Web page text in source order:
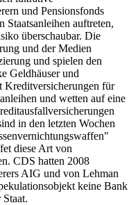
und Pensionsfonds
Staatsanleihen auftreten,
überschaubar. Die
und der Medien
und spielen den
Geldhäuser und
Kreditversicherungen für
und wetten auf eine
in den letzten Wochen
diese Art von
CDS hatten 2008
AIG und von Lehman
keine Bank